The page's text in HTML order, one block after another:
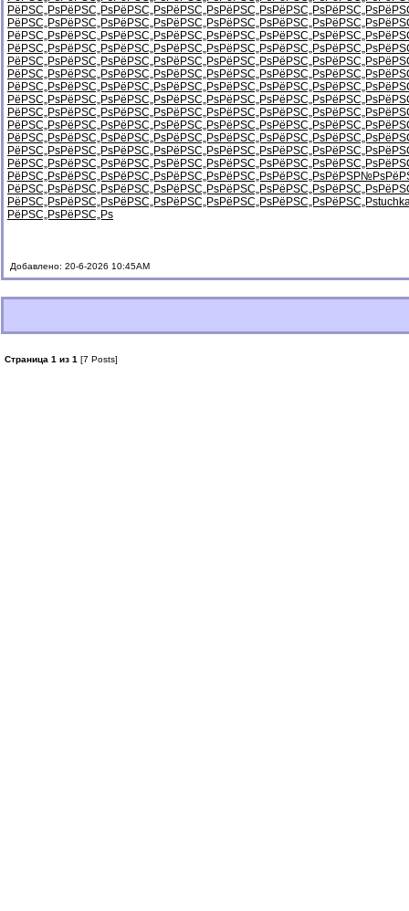
РёРЅС„РѕРёРЅС„РѕРёРЅС„РѕРёРЅС„РѕРёРЅС„РѕРёРЅС„РѕРёРЅС„Рѕ
РёРЅС„РѕРёРЅС„РѕРёРЅС„РѕРёРЅС„РѕРёРЅС„РѕРёРЅС„РѕРёРЅС„Рѕ
РёРЅС„РѕРёРЅС„РѕРёРЅС„РѕРёРЅС„РѕРёРЅС„РѕРёРЅС„РѕРёРЅС„Рѕ
РёРЅС„РѕРёРЅС„РѕРёРЅС„РѕРёРЅС„РѕРёРЅС„РѕРёРЅС„РѕРёРЅС„Рѕ
РёРЅС„РѕРёРЅС„РѕРёРЅС„РѕРёРЅС„РѕРёРЅС„РѕРёРЅС„РѕРёРЅС„Рѕ
РёРЅС„РѕРёРЅС„РѕРёРЅС„РѕРёРЅС„РѕРёРЅС„РѕРёРЅС„РѕРёРЅС„Рѕ
РёРЅС„РѕРёРЅС„РѕРёРЅС„РѕРёРЅС„РѕРёРЅС„РѕРёРЅС„РѕРёРЅС„Рѕ
РёРЅС„РѕРёРЅС„РѕРёРЅС„РѕРёРЅС„РѕРёРЅС„РѕРёРЅС„РѕРёРЅС„Рѕ
РёРЅС„РѕРёРЅС„РѕРёРЅС„РѕРёРЅС„РѕРёРЅС„РѕРёРЅС„РѕРёРЅС„Рѕ
РёРЅС„РѕРёРЅС„РѕРёРЅС„РѕРёРЅС„РѕРёРЅС„РѕРёРЅС„РѕРёРЅС„Рѕ
РёРЅС„РѕРёРЅС„РѕРёРЅС„РѕРёРЅС„РѕРёРЅС„РѕРёРЅС„РѕРёРЅС„Рѕ
РёРЅС„РѕРёРЅС„РѕРёРЅС„РѕРёРЅС„РѕРёРЅС„РѕРёРЅС„РѕРёРЅС„Рѕ
РёРЅС„РѕРёРЅС„РѕРёРЅС„РѕРёРЅС„РѕРёРЅС„РѕРёРЅС„РѕРёРЅС„Рѕ
РёРЅС„РѕРёРЅС„РѕРёРЅС„РѕРёРЅС„РѕРёРЅС„РѕРёРЅС„РѕРёРЅР№Рѕ
РёРЅС„РѕРёРЅС„РѕРёРЅС„РѕРёРЅС„РѕРёРЅС„РѕРёРЅС„РѕРёРЅС„Рѕ
РёРЅС„РѕРёРЅС„РѕРёРЅС„РѕРёРЅС„РѕРёРЅС„РѕРёРЅС„РѕРёРЅС„Рѕ
РёРЅС„РѕРёРЅС„Рѕ
Добавлено: 20-6-2026 10:45AM
Страница 1 из 1 [7 Posts]